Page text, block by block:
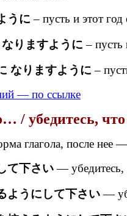
うに – пусть и этот
りますように – пусть
なりますように –
— по ссылке
/ убедитесь, что
глагола, после нее
て下さい— убедитесь,
ようにして下さい—